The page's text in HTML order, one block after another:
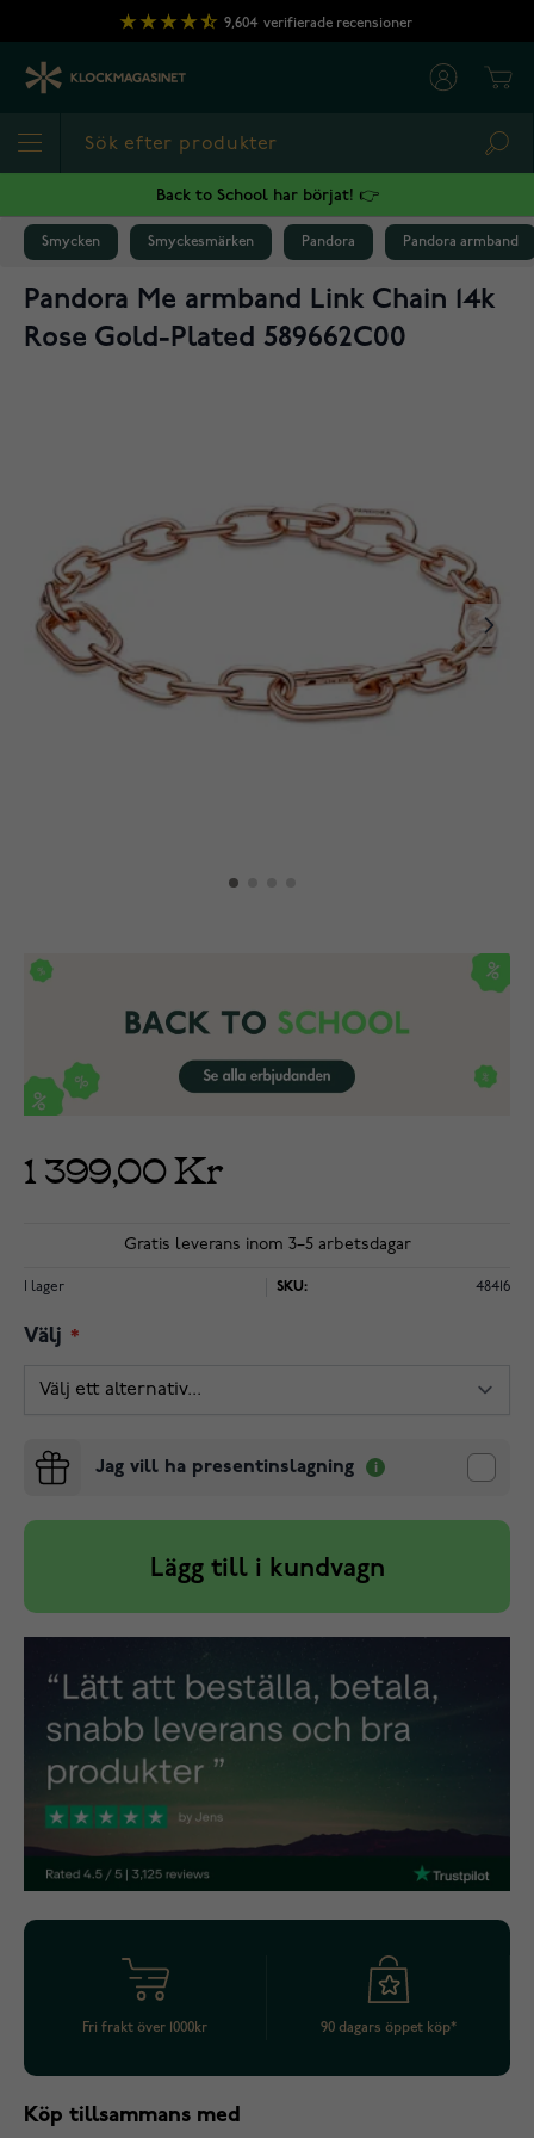
Hoppa till innehållet
9,604 verifierade recensioner
Back to School har börjat! 👉
Smycken Smyckesmärken Pandora Pandora armband
Pandora Me armband Link Chain 14k
Rose Gold-Plated 589662C00
1 399,00 Kr
Gratis leverans inom 3–5 arbetsdagar
I lager SKU: 48416
Välj
Jag vill ha presentinslagning
Lägg till i kundvagn
Fri frakt över 1000kr 90 dagars öppet köp*
Köp tillsammans med